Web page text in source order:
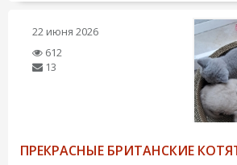
22 июня 2026
612
13
ПРЕКРАСНЫЕ БРИТАНСКИЕ